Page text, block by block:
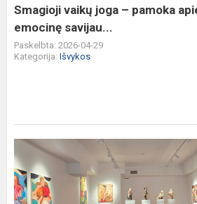
ir
emocinę
savijau...
Smagioji vaikų joga – pamoka
emocinę savijau...
Paskelbta: 2026-04-29
Kategorija: Išvykos
Nuo
smalsumo
iki
kūrybos: